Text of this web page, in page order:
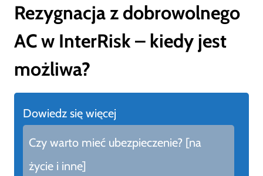
Rezygnacja z dobrowolnego
AC w InterRisk – kiedy jest
możliwa?
Dowiedz się więcej
Czy warto mieć ubezpieczenie? [na
życie i inne]